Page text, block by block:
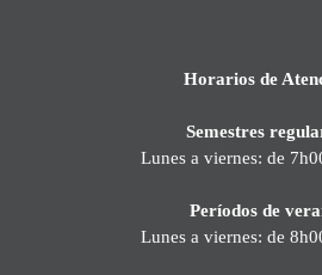
Horarios de
Semestres
Lunes a viernes: de
Períodos de
Lunes a viernes: de